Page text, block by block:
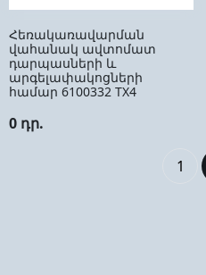
Հեռակառավարման
վահանակ ավտոմատ
դարպասների և
արգելափակոցների
համար 6100332 ТX4
0 դր.
1